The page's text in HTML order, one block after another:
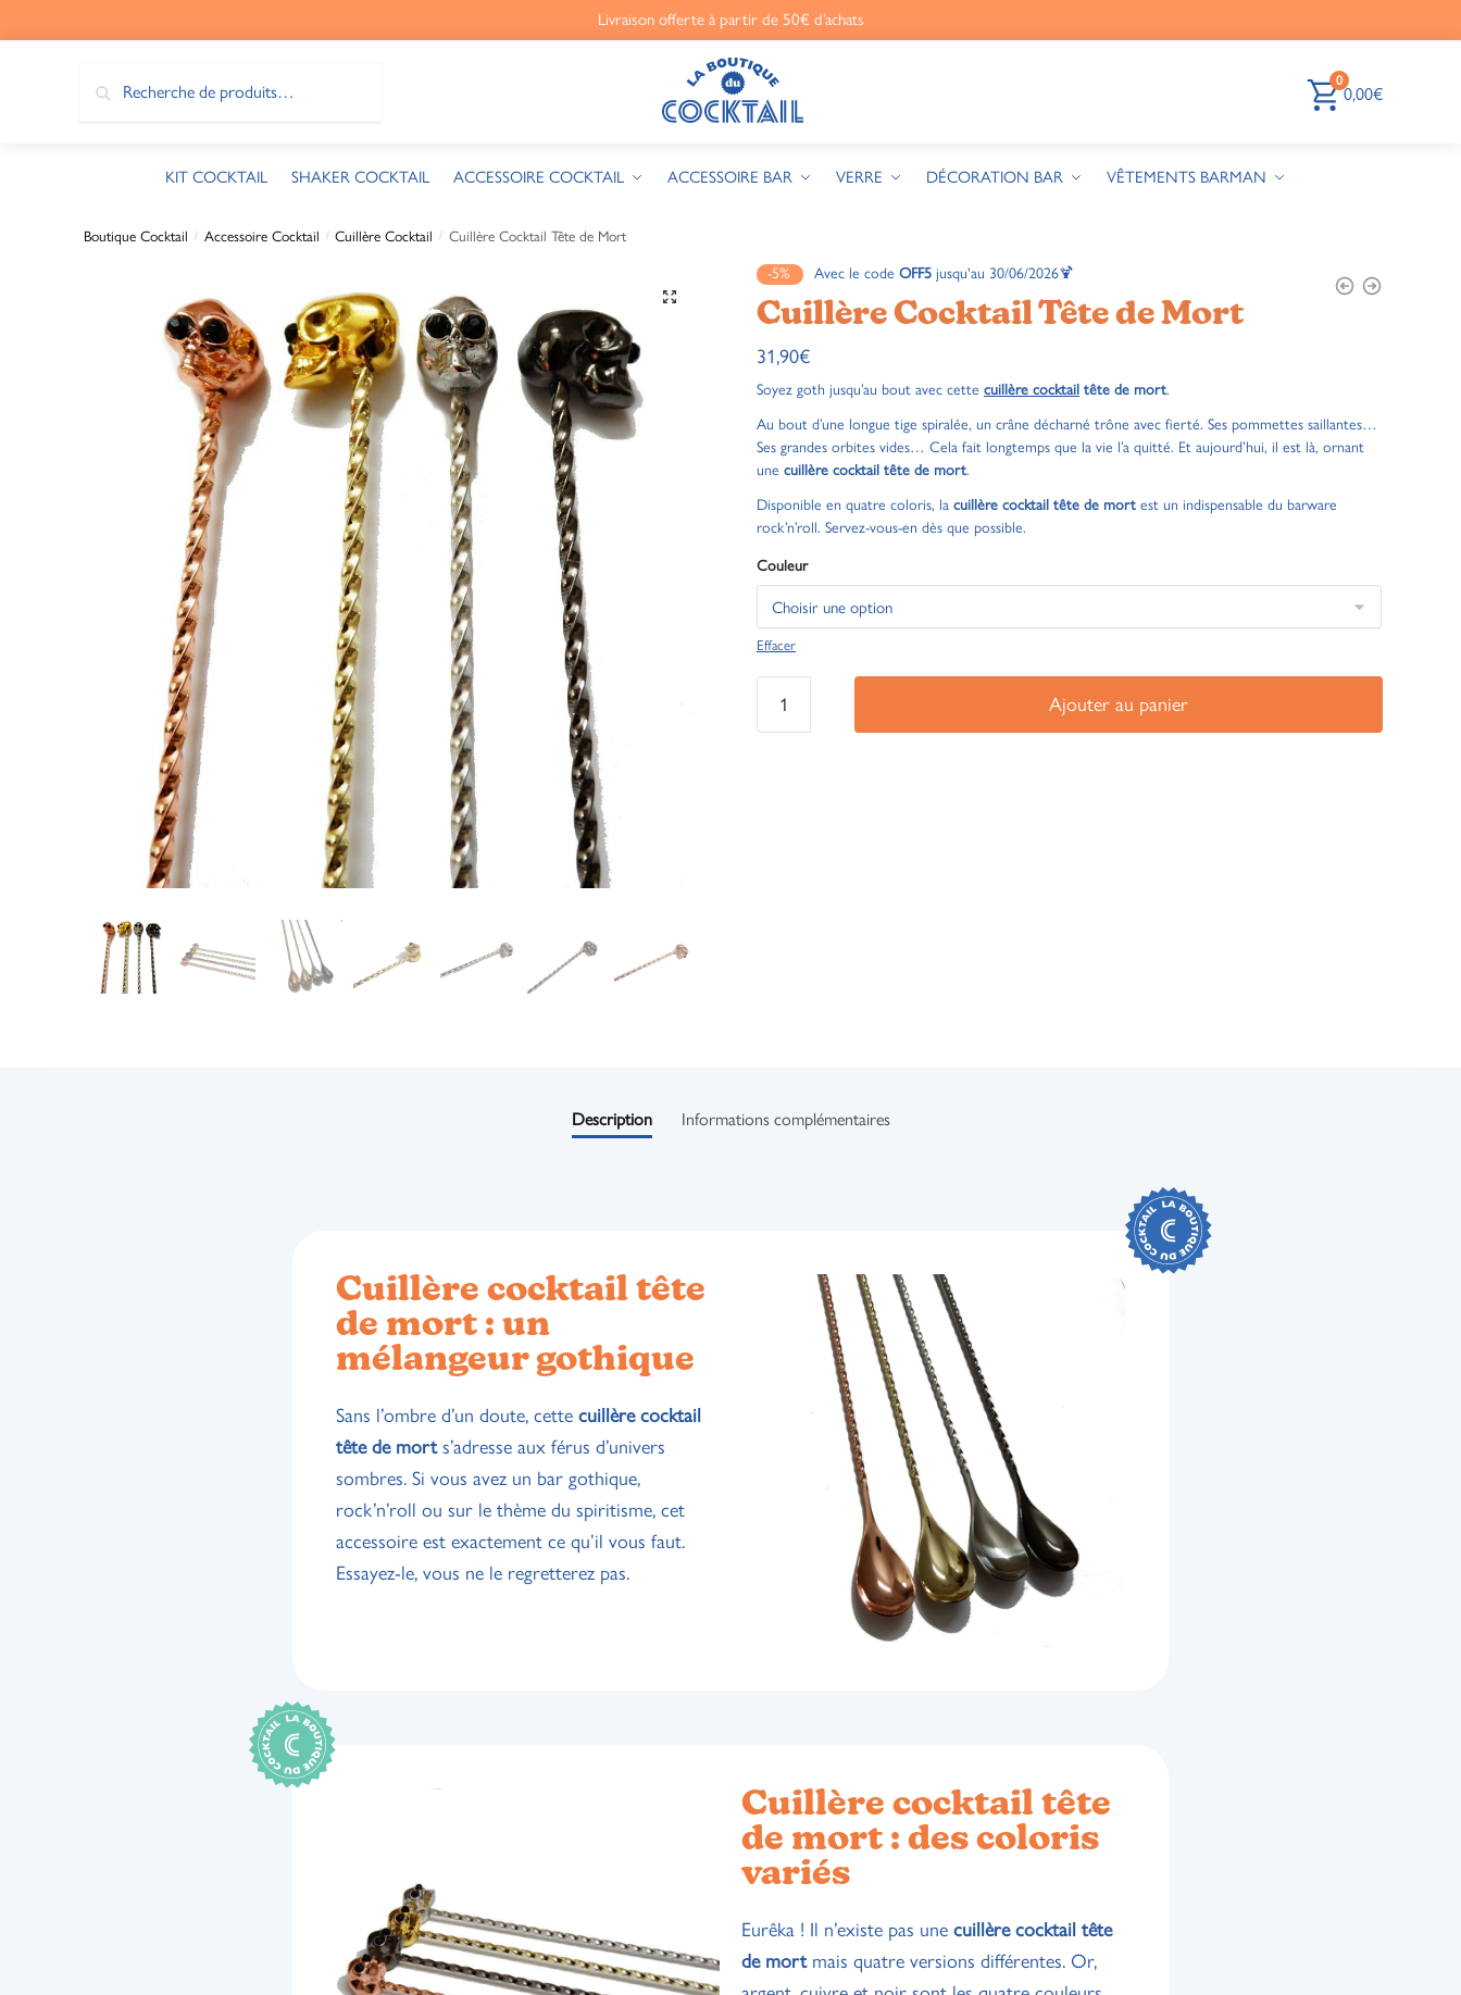
Livraison offerte à partir de 50€ d’achats
0
0,00€
KIT COCKTAIL SHAKER COCKTAIL ACCESSOIRE COCKTAIL ACCESSOIRE BAR VERRE DÉCORATION BAR VÊTEMENTS BARMAN
Boutique Cocktail / Accessoire Cocktail / Cuillère Cocktail / Cuillère Cocktail Tête de Mort
🔍
-5% Avec le code OFF5 jusqu'au 30/06/2026🍹
Cuillère Cocktail Tête de Mort
31,90€
Soyez goth jusqu’au bout avec cette cuillère cocktail tête de mort.
Au bout d’une longue tige spiralée, un crâne décharné trône avec fierté. Ses pommettes saillantes…
Ses grandes orbites vides… Cela fait longtemps que la vie l’a quitté. Et aujourd’hui, il est là, ornant
une cuillère cocktail tête de mort.
Disponible en quatre coloris, la cuillère cocktail tête de mort est un indispensable du barware
rock’n’roll. Servez-vous-en dès que possible.
Couleur
Effacer
Ajouter au panier
Description Informations complémentaires
Cuillère cocktail tête
de mort : un
mélangeur gothique
Sans l’ombre d’un doute, cettecuillère cocktail
tête de morts’adresse aux férus d’univers
sombres. Si vous avez un bar gothique,
rock’n’roll ou sur le thème du spiritisme, cet
accessoire est exactement ce qu’il vous faut.
Essayez-le, vous ne le regretterez pas.
Cuillère cocktail tête
de mort : des coloris
variés
Eurêka ! Il n’existe pas une cuillère cocktail tête
de mortmais quatre versions différentes. Or,